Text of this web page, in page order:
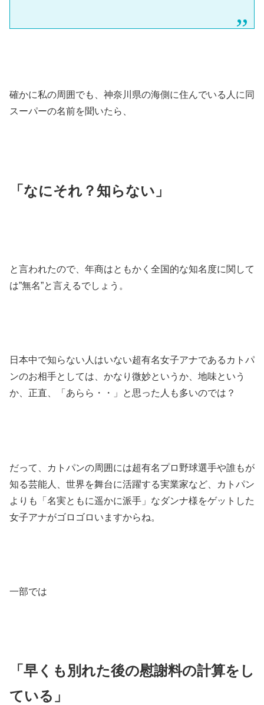
確かに私の周囲でも、神奈川県の海側に住んでいる人に同
スーパーの名前を聞いたら、
「なにそれ？知らない」
と言われたので、年商はともかく全国的な知名度に関して
は”無名”と言えるでしょう。
日本中で知らない人はいない超有名女子アナであるカトパ
ンのお相手としては、かなり微妙というか、地味という
か、正直、「あらら・・」と思った人も多いのでは？
だって、カトパンの周囲には超有名プロ野球選手や誰もが
知る芸能人、世界を舞台に活躍する実業家など、カトパン
よりも「名実ともに遥かに派手」なダンナ様をゲットした
女子アナがゴロゴロいますからね。
一部では
「早くも別れた後の慰謝料の計算をし
ている」